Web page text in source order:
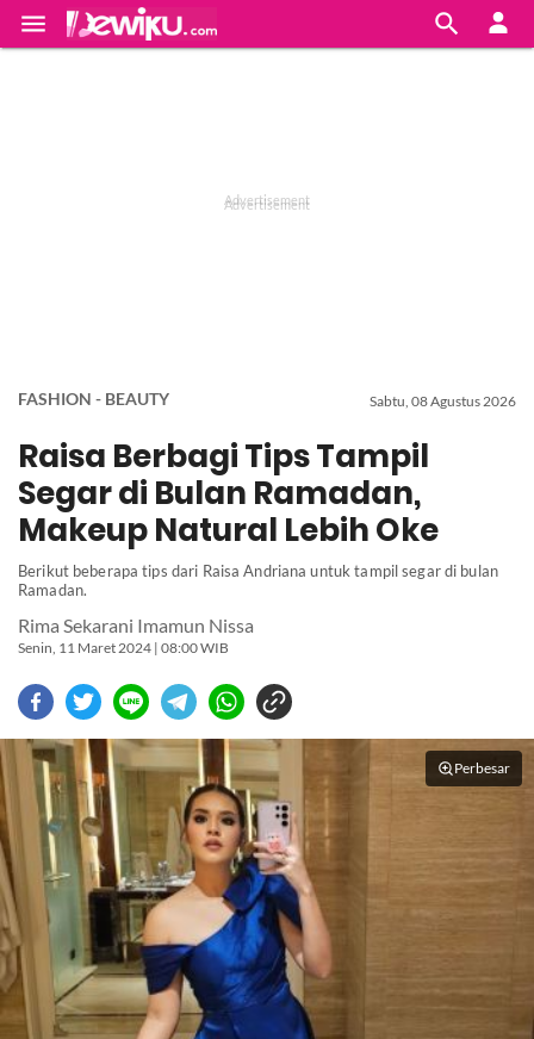
 
FASHION - BEAUTY Sabtu, 08 Agustus 2026
Raisa Berbagi Tips Tampil
Segar di Bulan Ramadan,
Makeup Natural Lebih Oke
Berikut beberapa tips dari Raisa Andriana untuk tampil segar di bulan
Ramadan.
Rima Sekarani Imamun Nissa
Senin, 11 Maret 2024 | 08:00 WIB
Perbesar